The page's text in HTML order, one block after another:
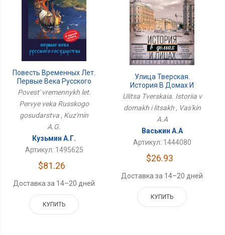
Повесть Временных Лет.
Первые Века Русского
Государства
Povest' vremennykh let.
Pervye veka Russkogo
gosudarstva , Kuz'min
A.G.
Кузьмин А.Г.
Артикул: 1495625
$81.26
Доставка за 14–20 дней
КУПИТЬ
Улица Тверская.
История В Домах И
Лицах
Ulitsa Tverskaia. Istoriia v
domakh i litsakh , Vas'kin
A.A
Васькин А.А
Артикул: 1444080
$26.93
Доставка за 14–20 дней
КУПИТЬ